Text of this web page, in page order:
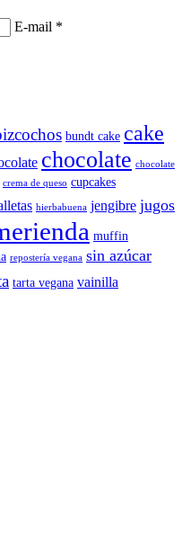
E-mail *
bundt cake cake
chocolate chocolate
crema de queso cupcakes
hierbabuena jengibre jugos
muffin
repostería vegana sin azúcar
tarta vegana vainilla